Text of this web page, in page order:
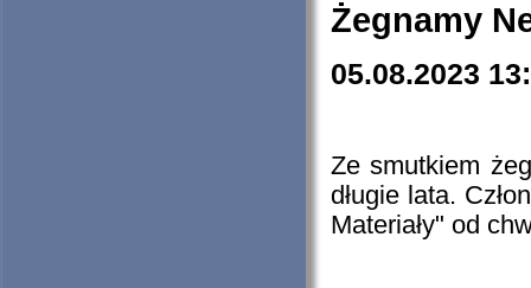
Żegnamy
05.08.2023
Ze smutkiem
długie lata.
Materiały" od